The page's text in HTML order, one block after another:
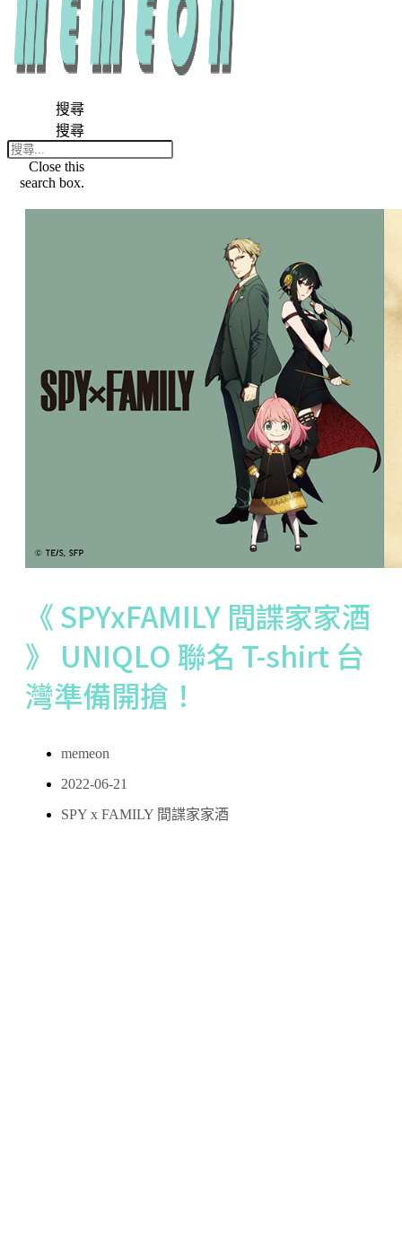
搜尋
搜尋
Close this
search box.
《 SPYxFAMILY 間諜家家酒
》 UNIQLO 聯名 T-shirt 台
灣準備開搶！
memeon
2022-06-21
SPY x FAMILY 間諜家家酒